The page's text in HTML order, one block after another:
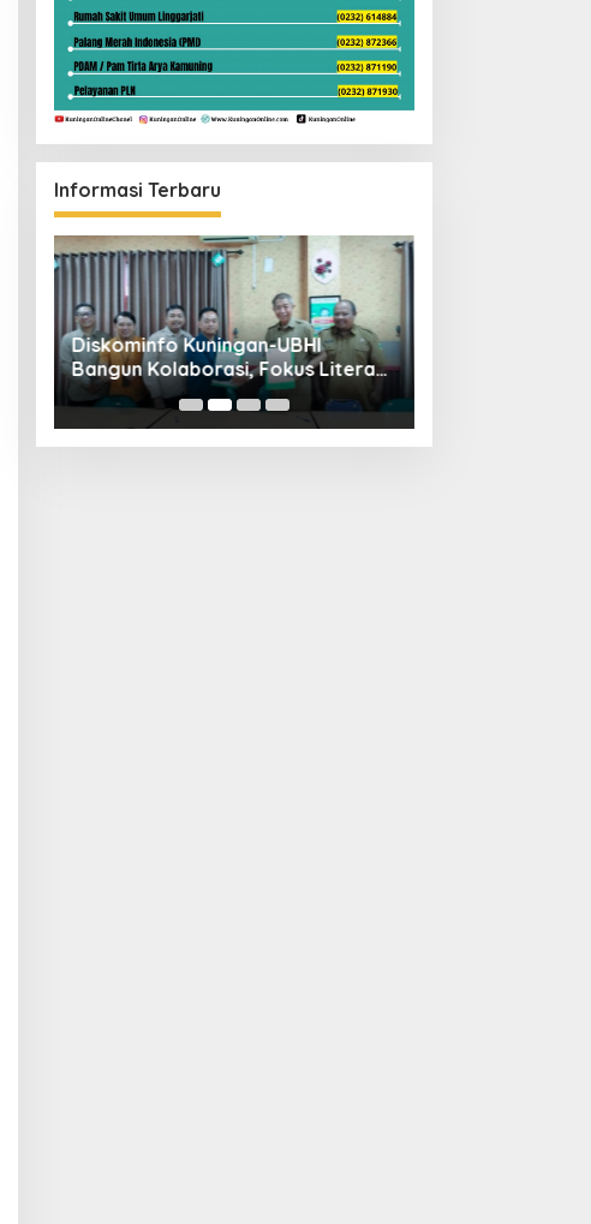
Informasi Terbaru
Diskominfo Kuningan-UBHI
Bangun Kolaborasi, Fokus Literasi
Digital hingga Desa Digital